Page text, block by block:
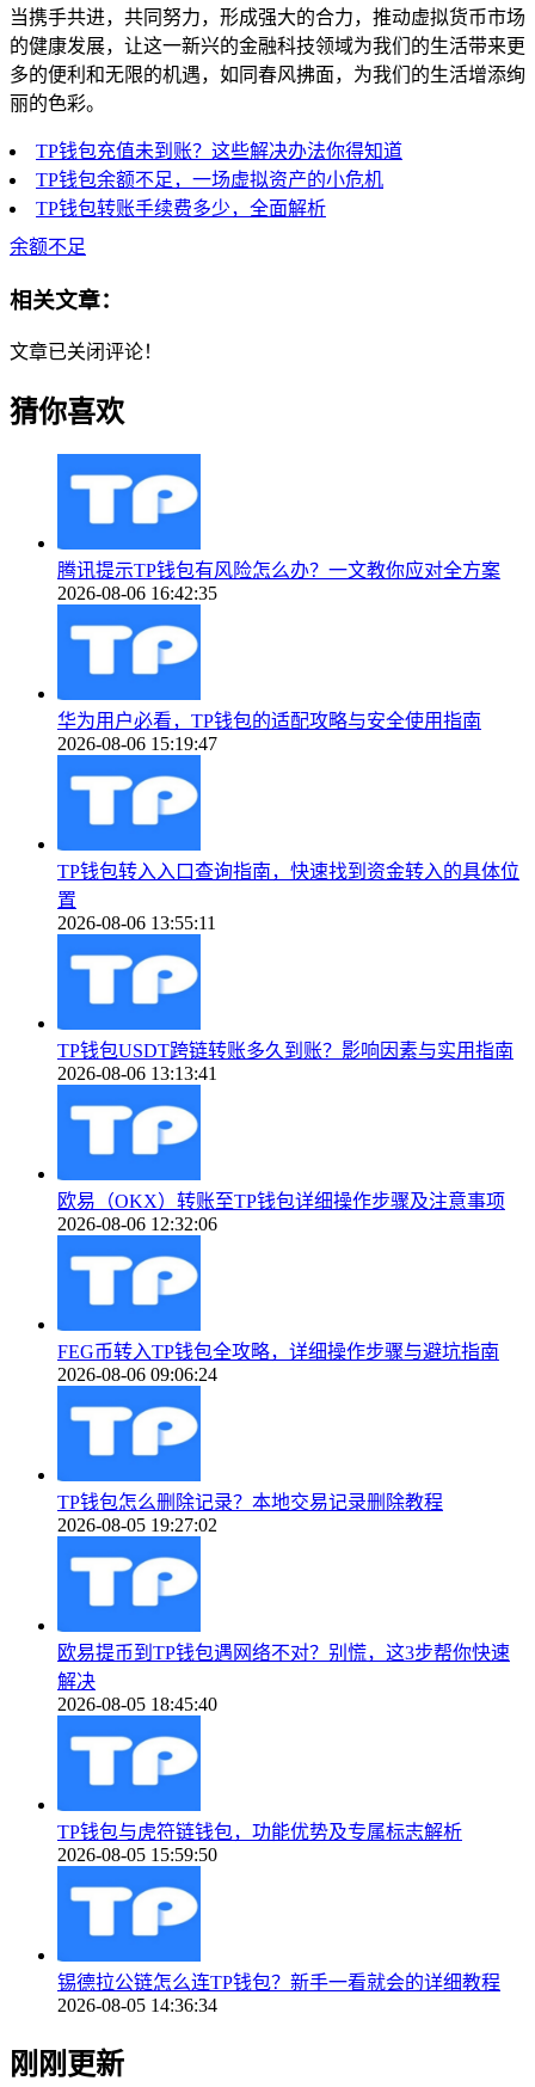
当携手共进，共同努力，形成强大的合力，推动虚拟货币市场
的健康发展，让这一新兴的金融科技领域为我们的生活带来更
多的便利和无限的机遇，如同春风拂面，为我们的生活增添绚
丽的色彩。
TP钱包充值未到账？这些解决办法你得知道
TP钱包余额不足，一场虚拟资产的小危机
TP钱包转账手续费多少，全面解析
余额不足
相关文章：
文章已关闭评论！
猜你喜欢
腾讯提示TP钱包有风险怎么办？一文教你应对全方案
2026-08-06 16:42:35
华为用户必看，TP钱包的适配攻略与安全使用指南
2026-08-06 15:19:47
TP钱包转入入口查询指南，快速找到资金转入的具体位
置
2026-08-06 13:55:11
TP钱包USDT跨链转账多久到账？影响因素与实用指南
2026-08-06 13:13:41
欧易（OKX）转账至TP钱包详细操作步骤及注意事项
2026-08-06 12:32:06
FEG币转入TP钱包全攻略，详细操作步骤与避坑指南
2026-08-06 09:06:24
TP钱包怎么删除记录？本地交易记录删除教程
2026-08-05 19:27:02
欧易提币到TP钱包遇网络不对？别慌，这3步帮你快速
解决
2026-08-05 18:45:40
TP钱包与虎符链钱包，功能优势及专属标志解析
2026-08-05 15:59:50
锡德拉公链怎么连TP钱包？新手一看就会的详细教程
2026-08-05 14:36:34
刚刚更新